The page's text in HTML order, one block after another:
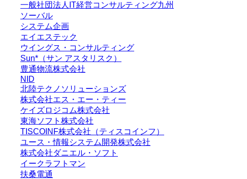
一般社団法人IT経営コンサルティング九州
ソーバル
システム企画
エイエステック
ウイングス・コンサルティング
Sun*（サン アスタリスク）
豊通物流株式会社
NID
北陸テクノソリューションズ
株式会社エス・エー・ティー
ケイズロジコム株式会社
東海ソフト株式会社
TISCOINF株式会社（ティスコインフ）
ユース・情報システム開発株式会社
株式会社ダニエル・ソフト
イークラフトマン
扶桑電通